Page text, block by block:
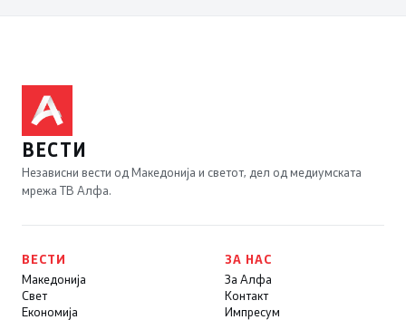
ВЕСТИ
Независни вести од Македонија и светот, дел од медиумската
мрежа ТВ Алфа.
ВЕСТИ
Македонија
Свет
Економија
ЗА НАС
За Алфа
Контакт
Импресум